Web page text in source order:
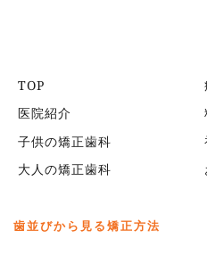
TOP
医院紹介
子供の矯正歯科
大人の矯正歯科
歯並びから見る矯正方法